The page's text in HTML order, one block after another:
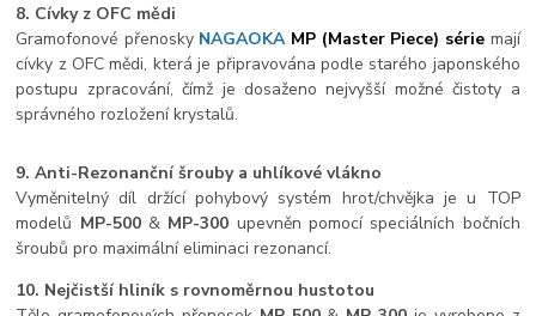
8. Cívky z OFC mědi
Gramofonové přenosky NAGAOKA MP (Master Piece) série mají
cívky z OFC mědi, která je připravována podle starého japonského
postupu zpracování, čímž je dosaženo nejvyšší možné čistoty a
správného rozložení krystalů.
9. Anti-Rezonanční šrouby a uhlíkové vlákno
Vyměnitelný díl držící pohybový systém hrot/chvějka je u TOP
modelů MP-500& MP-300 upevněn pomocí speciálních bočních
šroubů pro maximální eliminaci rezonancí.
10. Nejčistší hliník s rovnoměrnou hustotou